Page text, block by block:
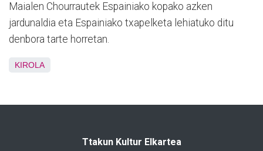
Maialen Chourrautek Espainiako kopako azken
jardunaldia eta Espainiako txapelketa lehiatuko ditu
denbora tarte horretan.
KIROLA
Ttakun Kultur Elkartea